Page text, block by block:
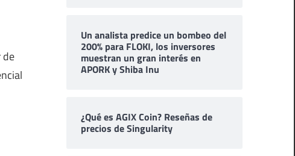
de
Un analista predice un bombeo del
200% para FLOKI, los inversores
muestran un gran interés en
APORK y Shiba Inu
¿Qué es AGIX Coin? Reseñas de
precios de Singularity